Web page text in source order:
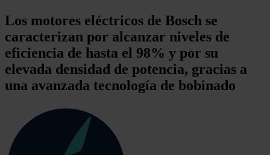
Los motores eléctricos de Bosch se
caracterizan por alcanzar niveles de
eficiencia de hasta el 98% y por su
elevada densidad de potencia, gracias a
una avanzada tecnología de bobinado